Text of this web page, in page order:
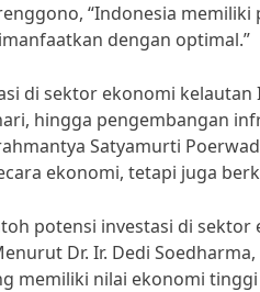
“Indonesia
dengan optimal.”
di sektor ekonomi
hingga pengembangan
Satyamurti
ekonomi, tetapi juga
potensi investasi di
Dr. Ir. Dedi
memiliki nilai ekonomi